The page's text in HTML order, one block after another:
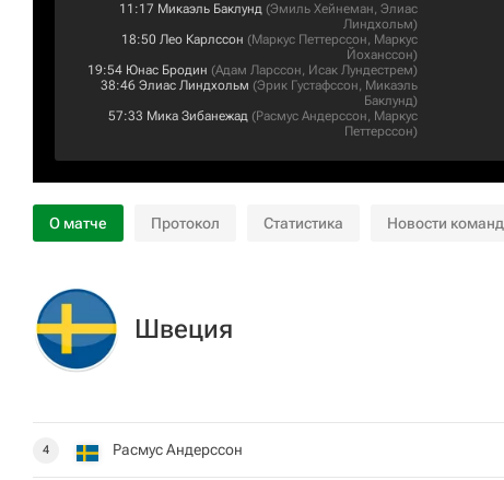
11:17 Микаэль Баклунд (Эмиль Хейнеман, Элиас
Линдхольм)
18:50 Лео Карлссон (Маркус Петтерссон, Маркус
Йоханссон)
19:54 Юнас Бродин (Адам Ларссон, Исак Лундестрем)
38:46 Элиас Линдхольм (Эрик Густафссон, Микаэль
Баклунд)
57:33 Мика Зибанежад (Расмус Андерссон, Маркус
Петтерссон)
О матче Протокол Статистика Новости команд
Швеция
4 Расмус Андерссон